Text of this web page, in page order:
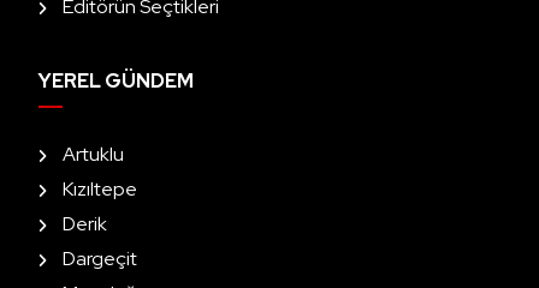
Editörün Seçtikleri
YEREL GÜNDEM
Artuklu
Kızıltepe
Derik
Dargeçit